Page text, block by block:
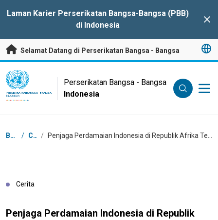
Laman Karier Perserikatan Bangsa-Bangsa (PBB)
di Indonesia
Selamat Datang di Perserikatan Bangsa - Bangsa
UN Logo
PERSERIKATAN BANGSA - BANGSA
INDONESIA
Perserikatan Bangsa - Bangsa
Indonesia
Breadcrumb
Beranda / Cerita /
Cerita
Penjaga Perdamaian Indonesia di Republik